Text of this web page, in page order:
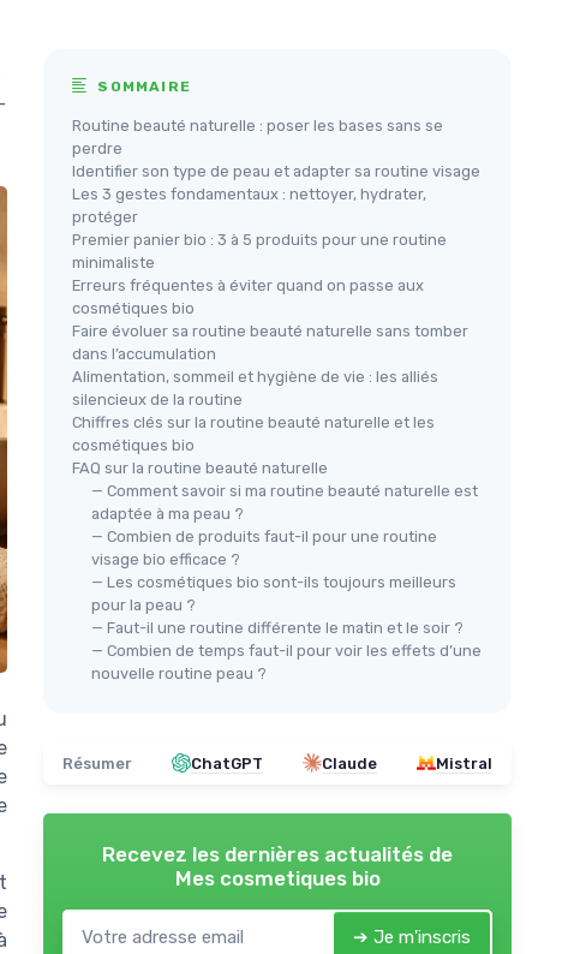
SOMMAIRE
Routine beauté naturelle : poser les bases sans se
perdre
Identifier son type de peau et adapter sa routine visage
Les 3 gestes fondamentaux : nettoyer, hydrater,
protéger
Premier panier bio : 3 à 5 produits pour une routine
minimaliste
Erreurs fréquentes à éviter quand on passe aux
cosmétiques bio
Faire évoluer sa routine beauté naturelle sans tomber
dans l’accumulation
Alimentation, sommeil et hygiène de vie : les alliés
silencieux de la routine
Chiffres clés sur la routine beauté naturelle et les
cosmétiques bio
FAQ sur la routine beauté naturelle
— Comment savoir si ma routine beauté naturelle est
adaptée à ma peau ?
— Combien de produits faut-il pour une routine
visage bio efficace ?
— Les cosmétiques bio sont-ils toujours meilleurs
pour la peau ?
— Faut-il une routine différente le matin et le soir ?
— Combien de temps faut-il pour voir les effets d’une
nouvelle routine peau ?
Résumer ChatGPT Claude Mistral
Recevez les dernières actualités de
Mes cosmetiques bio
➔ Je m'inscris